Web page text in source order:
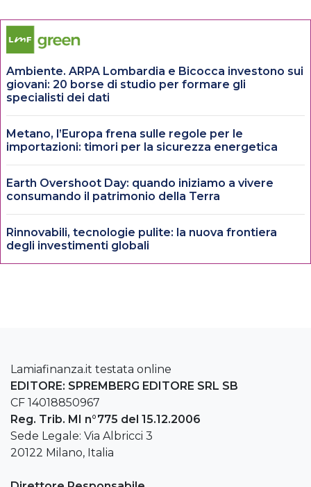
Ambiente. ARPA Lombardia e Bicocca investono sui
giovani: 20 borse di studio per formare gli
specialisti dei dati
Metano, l’Europa frena sulle regole per le
importazioni: timori per la sicurezza energetica
Earth Overshoot Day: quando iniziamo a vivere
consumando il patrimonio della Terra
Rinnovabili, tecnologie pulite: la nuova frontiera
degli investimenti globali
Lamiafinanza.it testata online
EDITORE: SPREMBERG EDITORE SRL SB
CF 14018850967
Reg. Trib. MI n°775 del 15.12.2006
Sede Legale: Via Albricci 3
20122 Milano, Italia